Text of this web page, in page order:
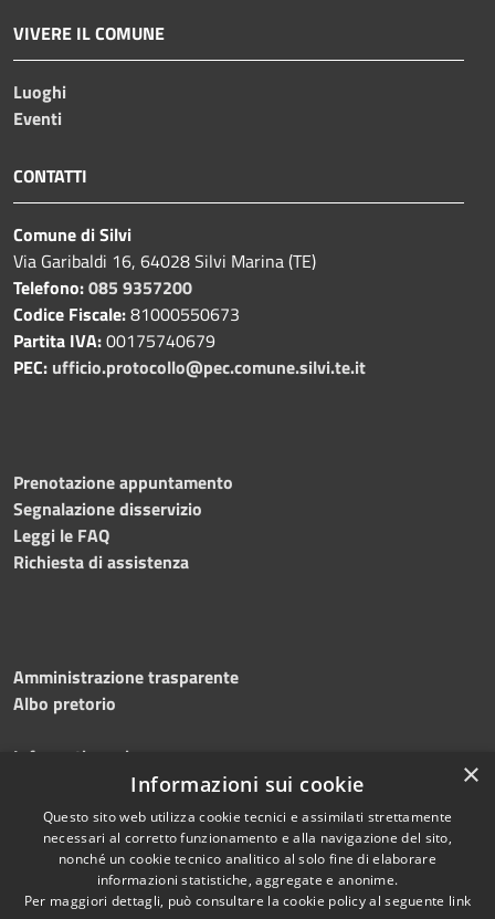
VIVERE IL COMUNE
Luoghi
Eventi
CONTATTI
Comune di Silvi
Via Garibaldi 16, 64028 Silvi Marina (TE)
Telefono:085 9357200
Codice Fiscale:81000550673
Partita IVA:00175740679
PEC: ufficio.protocollo@pec.comune.silvi.te.it
Prenotazione appuntamento
Segnalazione disservizio
Leggi le FAQ
Richiesta di assistenza
Amministrazione trasparente
Albo pretorio
Informativa privacy
Dichiarazione di accessibilità
×
Informazioni sui cookie
Questo sito web utilizza cookie tecnici e assimilati strettamente
necessari al corretto funzionamento e alla navigazione del sito,
nonché un cookie tecnico analitico al solo fine di elaborare
informazioni statistiche, aggregate e anonime.
Per maggiori dettagli, può consultare la cookie policy al seguente link